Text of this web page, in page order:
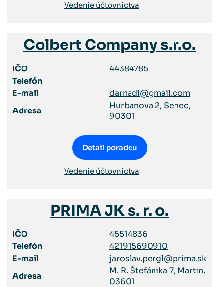
Vedenie účtovníctva
Colbert Company s.r.o.
IČO
44384785
Telefón
E-mail
darnadi@gmail.com
Adresa
Hurbanova 2, Senec,
90301
Detail poradcu
Vedenie účtovníctva
PRIMA JK s. r. o.
IČO
45514836
Telefón
421915690910
E-mail
jaroslav.pergl@prima.sk
Adresa
M. R. Štefánika 7, Martin,
03601